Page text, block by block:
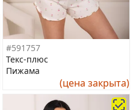
#591757
Текс-плюс
Пижама
(цена закрыта)